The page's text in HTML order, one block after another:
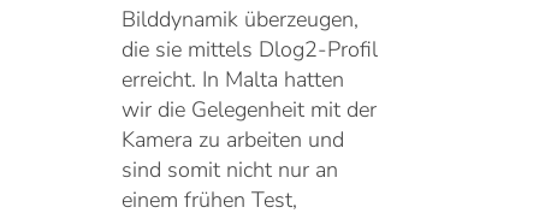
Bilddynamik überzeugen,
die sie mittels Dlog2-Profil
erreicht. In Malta hatten
wir die Gelegenheit mit der
Kamera zu arbeiten und
sind somit nicht nur an
einem frühen Test,